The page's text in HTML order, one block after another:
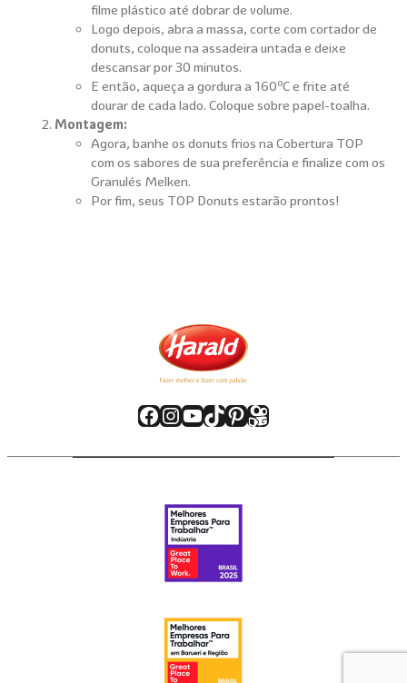
filme plástico até dobrar de volume.
Logo depois, abra a massa, corte com cortador de
donuts, coloque na assadeira untada e deixe
descansar por 30 minutos.
E então, aqueça a gordura a 160ºC e frite até
dourar de cada lado. Coloque sobre papel-toalha.
Montagem:
Agora, banhe os donuts frios na Cobertura TOP
com os sabores de sua preferência e finalize com os
Granulés Melken.
Por fim, seus TOP Donuts estarão prontos!
Facebook
Instagram
Youtube
TikTok
Pinterest
Kwai